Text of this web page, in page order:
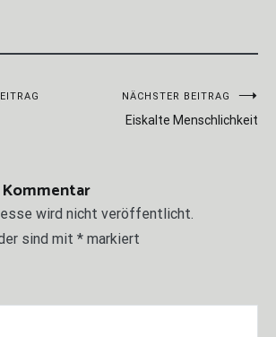
NÄCHSTER BEITRAG
Eiskalte Menschlichkeit
wird nicht veröffentlicht.
sind mit * markiert